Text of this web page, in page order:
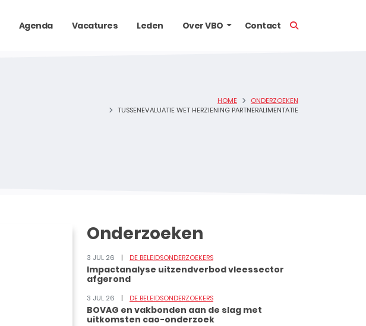
Agenda Vacatures Leden Over VBO Contact
HOME
ONDERZOEKEN
TUSSENEVALUATIE WET HERZIENING PARTNERALIMENTATIE
Onderzoeken
3 JUL 26 DE BELEIDSONDERZOEKERS
Impactanalyse uitzendverbod vleessector
afgerond
3 JUL 26 DE BELEIDSONDERZOEKERS
BOVAG en vakbonden aan de slag met
uitkomsten cao-onderzoek